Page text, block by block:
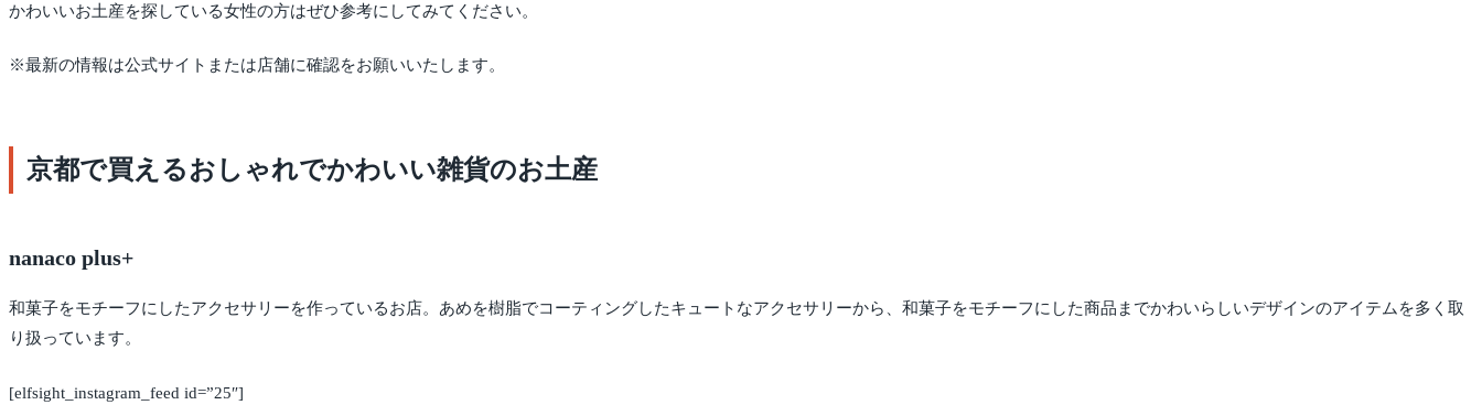
かわいいお土産を探している女性の方はぜひ参考にしてみてください。
※最新の情報は公式サイトまたは店舗に確認をお願いいたします。
京都で買えるおしゃれでかわいい雑貨のお土産
nanaco plus+
和菓子をモチーフにしたアクセサリーを作っているお店。あめを樹脂でコーティングしたキュートなアクセサリーから、和菓子をモチーフにした商品までかわいらしいデザインのアイテムを多く取
り扱っています。
[elfsight_instagram_feed id=”25″]